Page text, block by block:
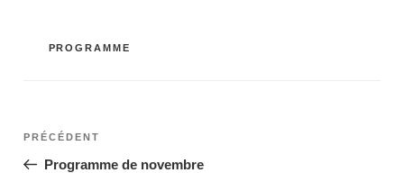
CATÉGORIES
PROGRAMME
de
Article
PRÉCÉDENT
Programme de novembre